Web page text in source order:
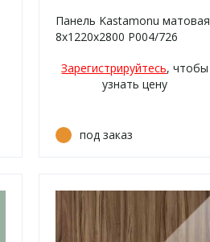
Панель Kastamonu матовая
8х1220х2800 P004/726
Зарегистрируйтесь, чтобы
узнать цену
под заказ